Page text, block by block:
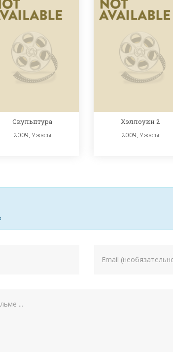
Скульптура
2009, Ужасы
Хэллоуин 2
2009, Ужасы